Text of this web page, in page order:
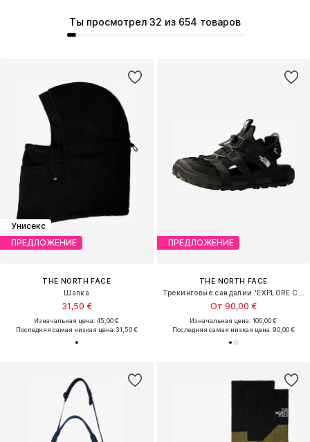
Ты просмотрел 32 из 654 товаров
Унисекс
ПРЕДЛОЖЕНИЕ
THE NORTH FACE
Шапка
31,50 €
Изначальная цена: 45,00 €
Последняя самая низкая цена:31,50 €
ПРЕДЛОЖЕНИЕ
THE NORTH FACE
От 90,00 €
Изначальная цена: 100,00 €
Последняя самая низкая цена:90,00 €